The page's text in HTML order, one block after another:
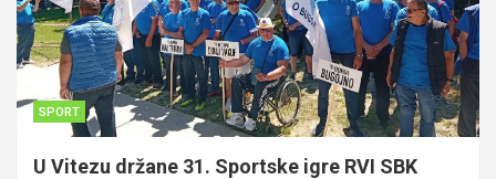
SPORT
U Vitezu držane 31. Sportske igre RVI SBK